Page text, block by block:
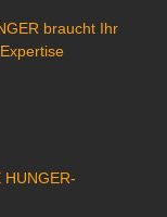
braucht Ihr
HUNGER-